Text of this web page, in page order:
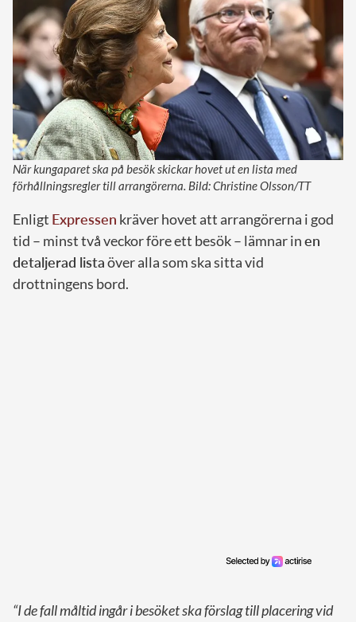
När kungaparet ska på besök skickar hovet ut en lista med
förhållningsregler till arrangörerna. Bild: Christine Olsson/TT
Enligt Expressen kräver hovet att arrangörerna i god
tid – minst två veckor före ett besök – lämnar inen
detaljerad listaöver alla som ska sitta vid
drottningens bord.
“I de fall måltid ingår i besöket ska förslag till placering vid